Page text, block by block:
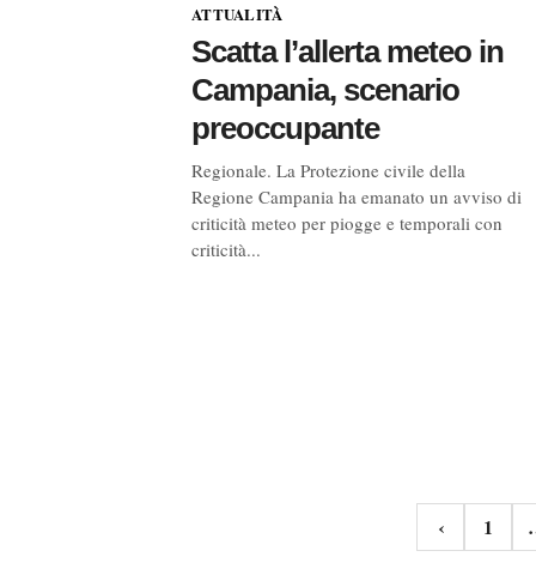
ATTUALITÀ
Scatta l’allerta meteo in
Campania, scenario
preoccupante
Regionale. La Protezione civile della
Regione Campania ha emanato un avviso di
criticità meteo per piogge e temporali con
criticità...
Navigazione
‹ 1